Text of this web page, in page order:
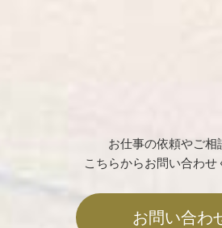
お仕事の依頼やご相
こちらからお問い合わせ
お問い合わ